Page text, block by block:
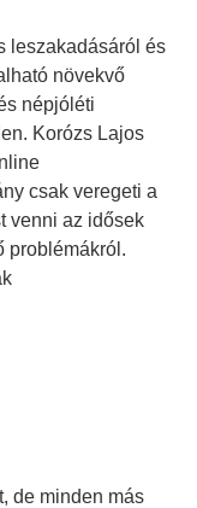
leszakadásáról és
növekvő
népjóléti
Korózs Lajos
csak veregeti a
venni az idősek
problémákról.
de minden más